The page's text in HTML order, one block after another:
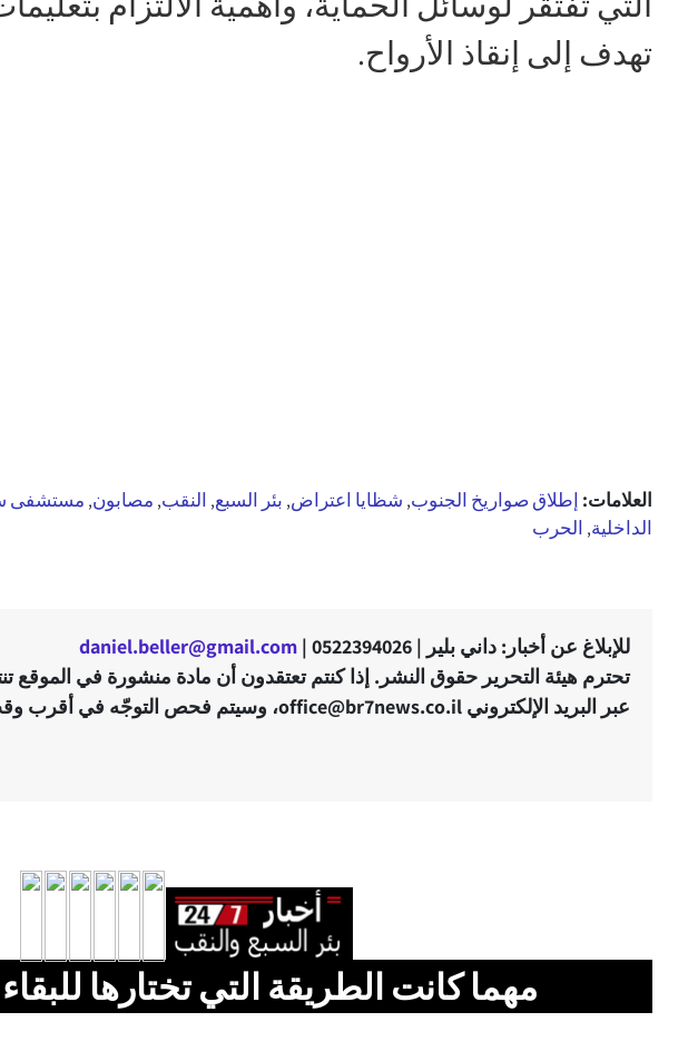
تهدف إلى إنقاذ الأرواح.
العلامات: إطلاق صواريخ الجنوب, شظايا اعتراض, بئر السبع, النقب, مصابون, مستشفى
الداخلية, الحرب
للإبلاغ عن أخبار: داني بلير | 0522394026 |
daniel.beller@gmail.com
تحترم هيئة التحرير حقوق النشر. إذا كنتم تعتقدون أن مادة منشورة في الموقع
عبر البريد الإلكتروني office@br7news.co.il، وسيتم فحص التوجّه في أقرب وقت ممكن.
مهما كانت الطريقة التي تختارها